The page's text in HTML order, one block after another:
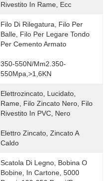
Rivestito In Rame, Ecc
Filo Di Rilegatura, Filo Per
Balle, Filo Per Legare Tondo
Per Cemento Armato
350-550N/mm2.350-
550Mpa,>1,6KN
Elettrozincato, Lucidato,
Rame, Filo Zincato Nero, Filo
Rivestito In PVC, Nero
Elettro Zincato, Zincato A
Caldo
Scatola Di Legno, Bobina O
Bobine, In Cartone, 5000